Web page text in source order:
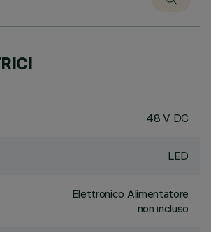
48 V DC
LED
Elettronico Alimentatore
non incluso